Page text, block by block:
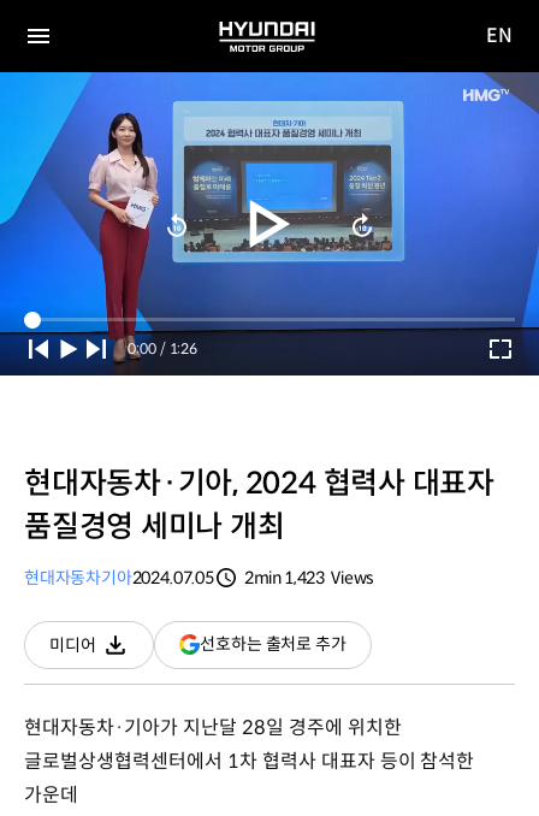
전체
HYUNDAI
MOTOR
GROUP
사이
EN
Current
Time
0:00 / Duration
1:26
현대자동차·기아, 2024 협력사 대표자
품질경영 세미나 개최
현대자동차기아2024.07.05
2min1,423 Views
미디어
다운로드
선호하는 출처로 추가(새
창
현대자동차·기아가 지난달 28일 경주에 위치한
글로벌상생협력센터에서 1차 협력사 대표자 등이 참석한
가운데